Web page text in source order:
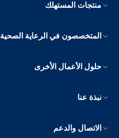
منتجات المستهلك
المتخصصون في الرعاية الصحية
حلول الأعمال الأخرى
نبذة عنا
الاتصال والدعم